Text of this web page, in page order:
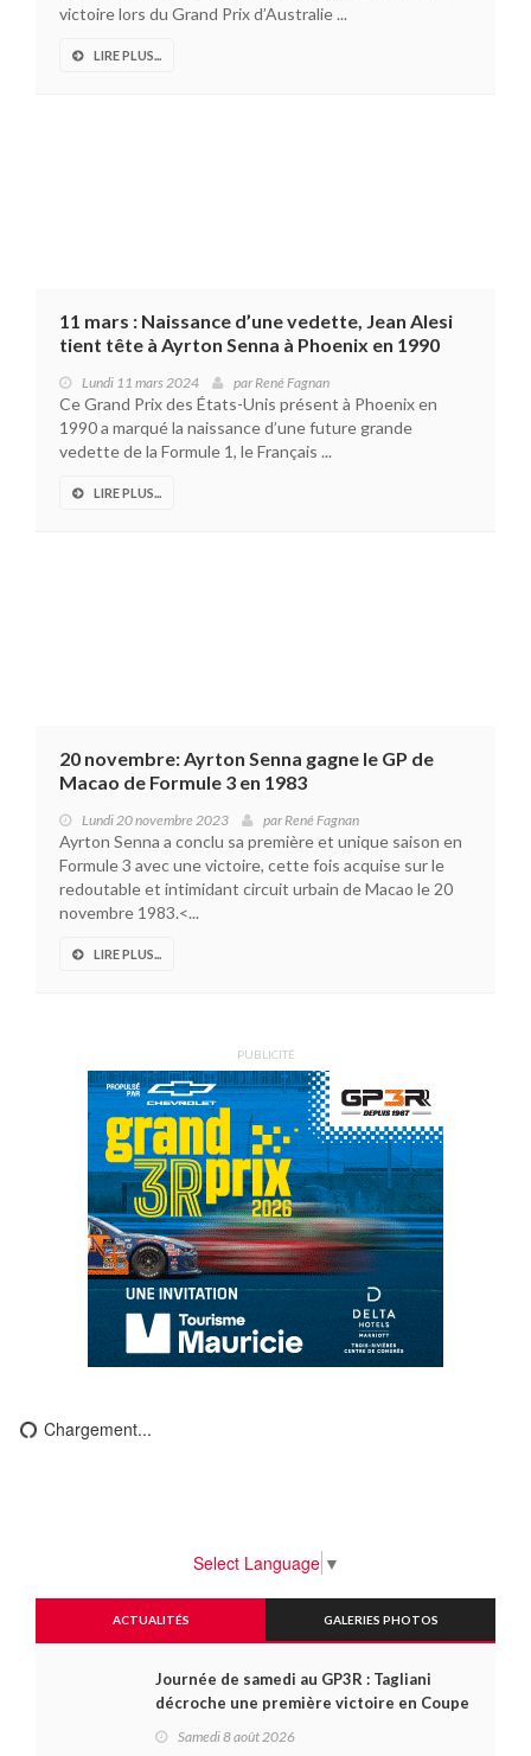
victoire lors du Grand Prix d’Australie ...
LIRE PLUS...
11 mars : Naissance d’une vedette, Jean Alesi
tient tête à Ayrton Senna à Phoenix en 1990
Lundi 11 mars 2024 parRené Fagnan
Ce Grand Prix des États-Unis présent à Phoenix en
1990 a marqué la naissance d’une future grande
vedette de la Formule 1, le Français ...
LIRE PLUS...
20 novembre: Ayrton Senna gagne le GP de
Macao de Formule 3 en 1983
Lundi 20 novembre 2023 parRené Fagnan
Ayrton Senna a conclu sa première et unique saison en
Formule 3 avec une victoire, cette fois acquise sur le
redoutable et intimidant circuit urbain de Macao le 20
novembre 1983.<...
LIRE PLUS...
PUBLICITÉ
Chargement...
Select Language ▼
ACTUALITÉS GALERIES PHOTOS
Journée de samedi au GP3R : Tagliani
décroche une première victoire en Coupe
Samedi 8 août 2026